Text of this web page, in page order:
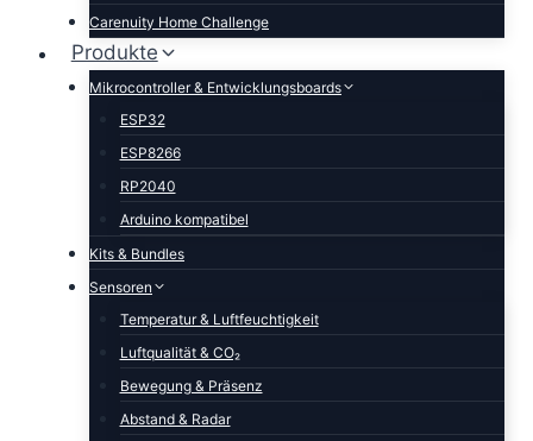
Carenuity Home Challenge
Produkte
Mikrocontroller & Entwicklungsboards
ESP32
ESP8266
RP2040
Arduino kompatibel
Kits & Bundles
Sensoren
Temperatur & Luftfeuchtigkeit
Luftqualität & CO₂
Bewegung & Präsenz
Abstand & Radar